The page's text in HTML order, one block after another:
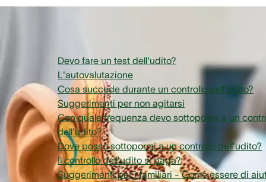
Devo fare un test dell'udito?
L'autovalutazione
Cosa succede durante un controllo dell'udito?
Suggerimenti per non agitarsi
Con quale frequenza devo sottopormi a un
dell'udito?
Dove posso sottopormi a un controllo dell'udito?
Il controllo dell'udito si paga?
Suggerimenti per i familiari - Come essere di